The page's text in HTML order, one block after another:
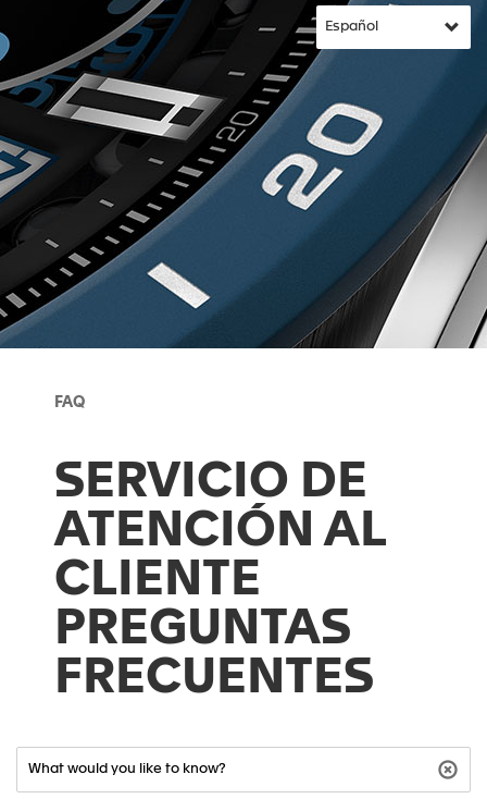
FAQ
SERVICIO DE
ATENCIÓN AL
CLIENTE
PREGUNTAS
FRECUENTES